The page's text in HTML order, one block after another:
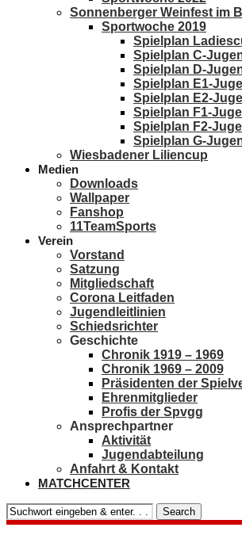
Sonnenberger Weinfest im
Sportwoche 2019
Spielplan
Spielplan C-
Spielplan D-
Spielplan E1-
Spielplan E2-
Spielplan F1-
Spielplan F2-
Spielplan G-
Wiesbadener Liliencup
Medien
Downloads
Wallpaper
Fanshop
11TeamSports
Verein
Vorstand
Satzung
Mitgliedschaft
Corona Leitfaden
Jugendleitlinien
Schiedsrichter
Geschichte
Chronik 1919 – 1969
Chronik 1969 – 2009
Präsidenten der
Ehrenmitglieder
Profis der Spvgg
Ansprechpartner
Aktivität
Jugendabteilung
Anfahrt & Kontakt
MATCHCENTER
Search